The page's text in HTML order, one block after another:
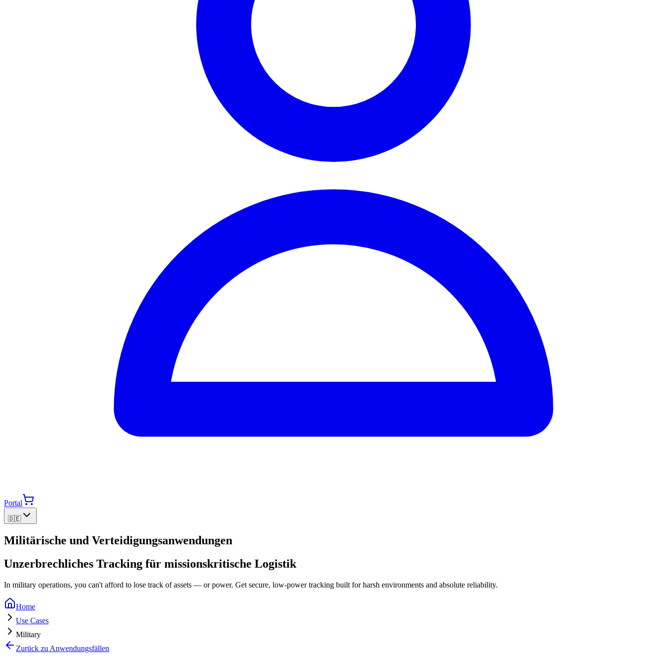
Portal
🇩🇪
Militärische und Verteidigungsanwendungen
Unzerbrechliches Tracking für missionskritische Logistik
In military operations, you can't afford to lose track of assets — or power. Get secure, low-power tracking built for harsh environments and absolute reliability.
Home
Use Cases
Military
Zurück zu Anwendungsfällen